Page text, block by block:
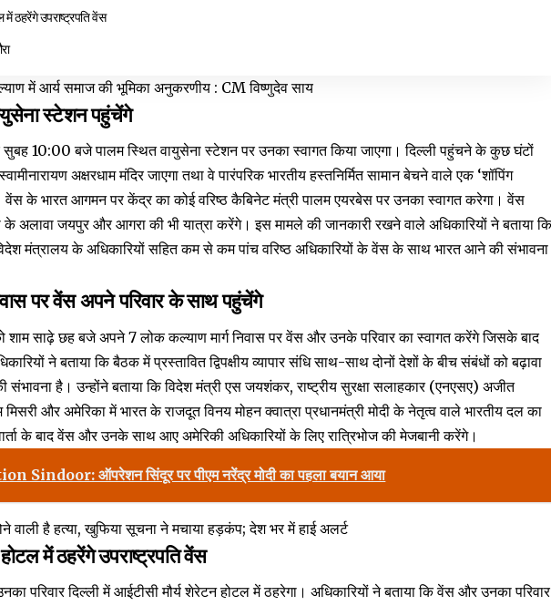
ठहरेंगे उपराष्ट्रपति वेंस
में आर्य समाज की भूमिका अनुकरणीय : CM विष्णुदेव साय
स्टेशन पहुंचेंगे
सुबह 10:00 बजे पालम स्थित वायुसेना स्टेशन पर उनका स्वागत किया जाएगा। दिल्ली पहुंचने के कुछ घंटों
अक्षरधाम मंदिर जाएगा तथा वे पारंपरिक भारतीय हस्तनिर्मित सामान बेचने वाले एक ‘शॉपिंग
के भारत आगमन पर केंद्र का कोई वरिष्ठ कैबिनेट मंत्री पालम एयरबेस पर उनका स्वागत करेगा। वेंस
के अलावा जयपुर और आगरा की भी यात्रा करेंगे। इस मामले की जानकारी रखने वाले अधिकारियों ने बताया
मंत्रालय के अधिकारियों सहित कम से कम पांच वरिष्ठ अधिकारियों के वेंस के साथ भारत आने की संभावना
पर वेंस अपने परिवार के साथ पहुंचेंगे
को शाम साढ़े छह बजे अपने 7 लोक कल्याण मार्ग निवास पर वेंस और उनके परिवार का स्वागत करेंगे जिसके बाद
ने बताया कि बैठक में प्रस्तावित द्विपक्षीय व्यापार संधि साथ-साथ दोनों देशों के बीच संबंधों को बढ़ावा
संभावना है। उन्होंने बताया कि विदेश मंत्री एस जयशंकर, राष्ट्रीय सुरक्षा सलाहकार (एनएसए) अजीत
और अमेरिका में भारत के राजदूत विनय मोहन क्वात्रा प्रधानमंत्री मोदी के नेतृत्व वाले भारतीय दल का
के बाद वेंस और उनके साथ आए अमेरिकी अधिकारियों के लिए रात्रिभोज की मेजबानी करेंगे।
Sindoor: ऑपरेशन सिंदूर पर पीएम नरेंद्र मोदी का पहला बयान आया
वाली है हत्या, खुफिया सूचना ने मचाया हड़कंप; देश भर में हाई अलर्ट
में ठहरेंगे उपराष्ट्रपति वेंस
परिवार दिल्ली में आईटीसी मौर्य शेरेटन होटल में ठहरेगा। अधिकारियों ने बताया कि वेंस और उनका परिवार